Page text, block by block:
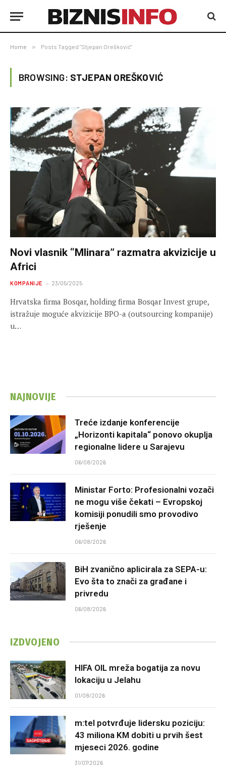
Home » Posts Tagged "Stjepan Orešković"
BROWSING: STJEPAN OREŠKOVIĆ
Novi vlasnik “Mlinara” razmatra akvizicije u
Africi
KOMPANIJE 23/05/2025
Hrvatska firma Bosqar, holding firma Bosqar Invest grupe,
istražuje moguće akvizicije BPO-a (outsourcing kompanije)
u…
NAJNOVIJE
Treće izdanje konferencije
„Horizonti kapitala“ ponovo okuplja
regionalne lidere u Sarajevu
06/08/2026
Ministar Forto: Profesionalni vozači
ne mogu više čekati – Evropskoj
komisiji ponudili smo provodivo
rješenje
06/08/2026
BiH zvanično aplicirala za SEPA-u:
Evo šta to znači za građane i
privredu
06/08/2026
IZDVOJENO
HIFA OIL mreža bogatija za novu
lokaciju u Jelahu
01/08/2026
m:tel potvrđuje lidersku poziciju:
43 miliona KM dobiti u prvih šest
mjeseci 2026. godine
31/07/2026